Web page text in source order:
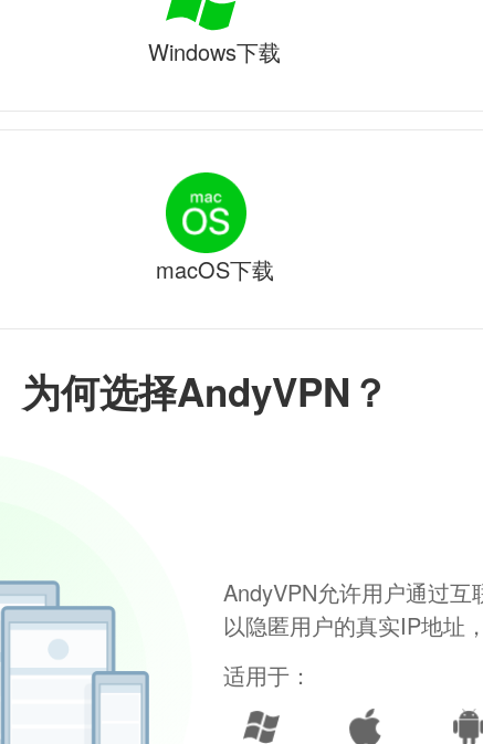
为何选择AndyVPN？
AndyVPN允许用户通过
以隐匿用户的真实IP地址
适用于：
Windows下载
macOS下载